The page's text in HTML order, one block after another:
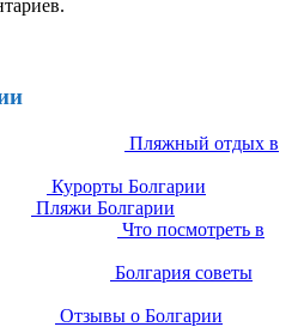
Пляжный отдых в
Курорты Болгарии
Пляжи Болгарии
Что посмотреть в
Болгария советы
Отзывы о Болгарии